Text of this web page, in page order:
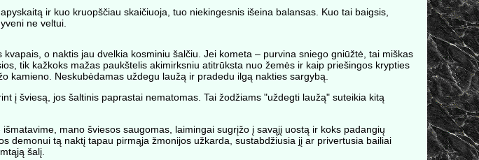
ir kuo kruopščiau skaičiuoja, tuo niekingesnis išeina balansas. Kuo tai baigsis,
ne veltui.
o naktis jau dvelkia kosminiu šalčiu. Jei kometa – purvina sniego gniūžtė, tai miškas
tik kažkoks mažas paukštelis akimirksniu atitrūksta nuo žemės ir kaip priešingos krypties
Neskubėdamas uždegu laužą ir pradedu ilgą nakties sargybą.
į šviesą, jos šaltinis paprastai nematomas. Tai žodžiams "uždegti laužą" suteikia kitą
mano šviesos saugomas, laimingai sugrįžo į savąjį uostą ir koks padangių
demonui tą naktį tapau pirmąja žmonijos užkarda, sustabdžiusia jį ar privertusia bailiai
šalį.